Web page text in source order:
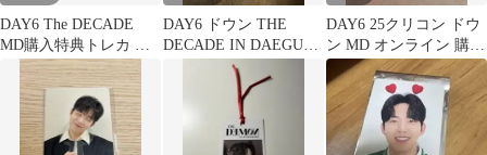
DAY6 The DECADE
MD購入特典トレカ オ
ンライン ドウン
DAY6 ドウン THE
DECADE IN DAEGU
MD 特典トレカ
DAY6 25クリコン ドウ
ン MD オンライン 購入
特典 トレカ